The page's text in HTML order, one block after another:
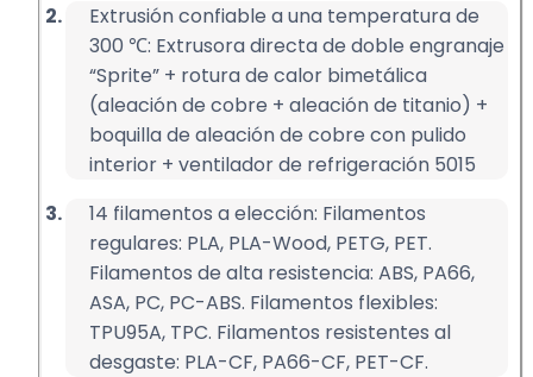
Extrusión confiable a una temperatura de
300 ℃: Extrusora directa de doble engranaje
“Sprite” + rotura de calor bimetálica
(aleación de cobre + aleación de titanio) +
boquilla de aleación de cobre con pulido
interior + ventilador de refrigeración 5015
14 filamentos a elección: Filamentos
regulares: PLA, PLA-Wood, PETG, PET.
Filamentos de alta resistencia: ABS, PA66,
ASA, PC, PC-ABS. Filamentos flexibles:
TPU95A, TPC. Filamentos resistentes al
desgaste: PLA-CF, PA66-CF, PET-CF.